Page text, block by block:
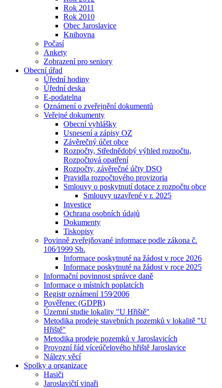
Rok 2011
Rok 2010
Obec Jaroslavice
Knihovna
Počasí
Ankety
Zobrazení pro seniory
Obecní úřad
Úřední hodiny
Úřední deska
E-podatelna
Oznámení o zveřejnění dokumentů
Veřejné dokumenty
Obecní vyhlášky
Usnesení a zápisy OZ
Závěrečný účet obce
Rozpočty, Střednědobý výhled rozpočtu,
Rozpočtová opatření
Rozpočty, závěrečné účty DSO
Pravidla rozpočtového provizoria
Smlouvy o poskytnutí dotace z rozpočtu obce
Smlouvy uzavřené v r. 2025
Investice
Ochrana osobních údajů
Dokumenty
Tiskopisy
Povinně zveřejňované informace podle zákona č.
106⁄1999 Sb.
Informace poskytnuté na žádost v roce 2026
Informace poskytnuté na žádost v roce 2025
Informační povinnost správce daně
Informace o místních poplatcích
Registr oznámení 159⁄2006
Pověřenec (GDPR)
Územní studie lokality "U Hřiště"
Metodika prodeje stavebních pozemků v lokalitě "U
Hřiště"
Metodika prodeje pozemků v Jaroslavicích
Provozní řád víceúčelového hřiště Jaroslavice
Nálezy věcí
Spolky a organizace
Hasiči
Jaroslavičtí vinaři